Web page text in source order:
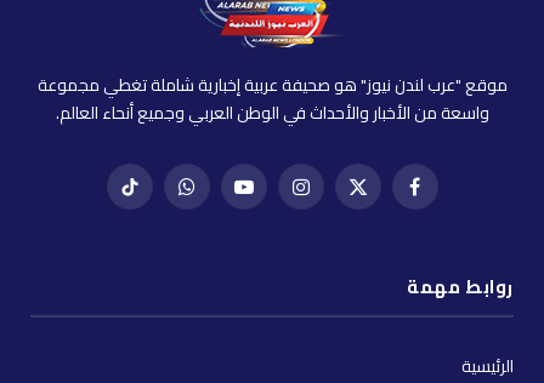
موقع "عرب لندن نيوز" هو صحيفة عربية إخبارية شاملة تغطي مجموعة
واسعة من الأخبار والأحداث في الوطن العربي وجميع أنحاء العالم.
فيسبوكX
إنستغراميوتيوب واتساب تيك
روابط مهمة
الرئيسية